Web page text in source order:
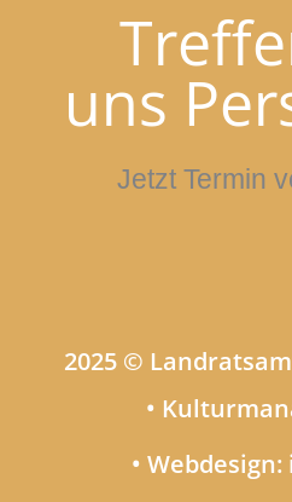
uns
Jetzt Termin
2025 ©
•
•